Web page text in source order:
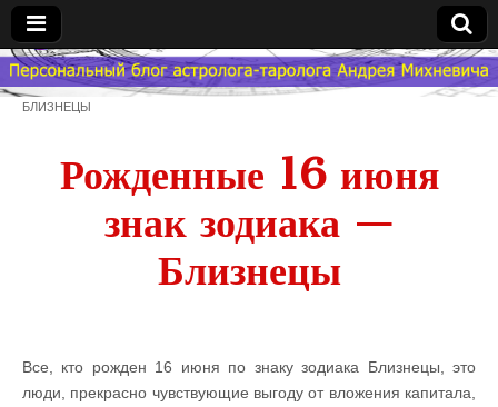
Гороскоп
Мой
Знак
Зодиака
БЛИЗНЕЦЫ
Рожденные 16 июня
знак зодиака —
Близнецы
Все, кто рожден 16 июня по знаку зодиака Близнецы, это
люди, прекрасно чувствующие выгоду от вложения капитала,